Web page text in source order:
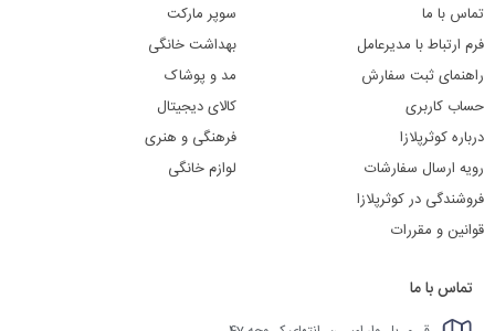
تماس با ما
فرم ارتباط با مدیرعامل
راهنمای ثبت سفارش
حساب کاربری
درباره کوثرپلازا
رویه ارسال سفارشات
فروشندگی در کوثرپلازا
قوانین و مقررات
سوپر مارکت
بهداشت خانگی
مد و پوشاک
کالای دیجیتال
فرهنگی و هنری
لوازم خانگی
تماس با ما